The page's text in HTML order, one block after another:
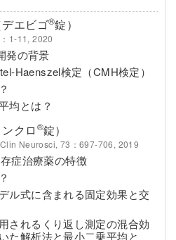
エビゴ®錠）
1-11, 2020
発の背景
Haenszel検定（CMH検定）
均とは？
クロ ®錠）
Neurosci, 73：697-706, 2019
症治療薬の特徴
ル式に含まれる固定効果と交
されるくり返し測定の混合効
た解析法と最小二乗平均と